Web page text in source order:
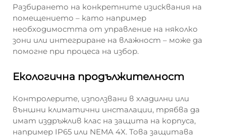
Разбирането на конкретните изисквания на
помещението – като например
необходимостта от управление на няколко
зони или интегриране на влажност – може да
помогне при процеса на избор.
Екологична продължителност
Контролерите, използвани в хладилни или
външни климатични инсталации, трябва да
имат издръжлив клас на защита на корпуса,
например IP65 или NEMA 4X. Това защитава